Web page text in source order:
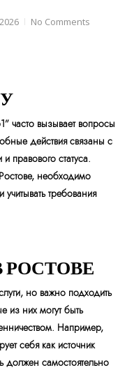
No Comments
часто вызывает вопросы
действия связаны с
правового статуса.
необходимо
требования
но важно подходить
из них могут быть
Например,
себя как источник
должен самостоятельно